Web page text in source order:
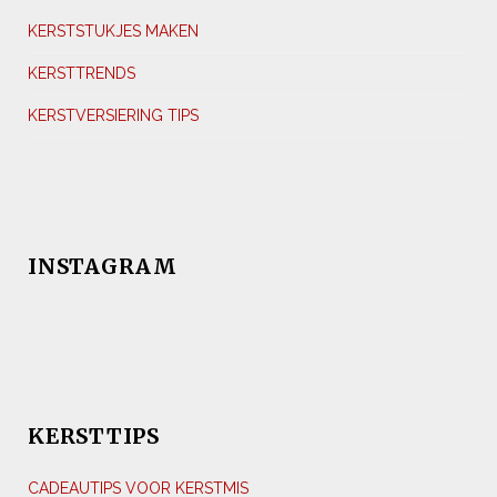
KERSTSTUKJES MAKEN
KERSTTRENDS
KERSTVERSIERING TIPS
INSTAGRAM
KERSTTIPS
CADEAUTIPS VOOR KERSTMIS